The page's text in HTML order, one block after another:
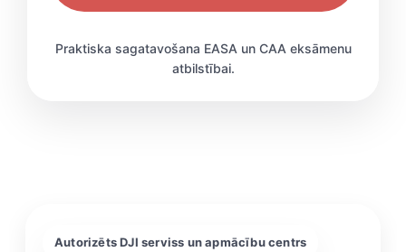
Praktiska sagatavošana EASA un CAA eksāmenu
atbilstībai.
Autorizēts DJI serviss un apmācību centrs